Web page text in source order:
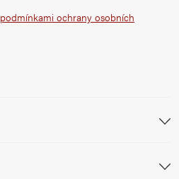
podmínkami ochrany osobních